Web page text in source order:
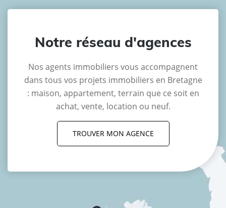
Notre réseau d'agences
Nos agents immobiliers vous accompagnent
dans tous vos projets immobiliers en Bretagne
: maison, appartement, terrain que ce soit en
achat, vente, location ou neuf.
TROUVER MON AGENCE